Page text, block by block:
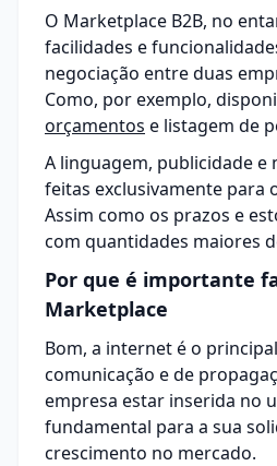
O Marketplace B2B, no
facilidades e
negociação entre duas
Como, por exemplo,
orçamentos e listagem de
A linguagem, publicidade e
feitas exclusivamente para
Assim como os prazos e
com quantidades maiores
Por que é importante
Marketplace
Bom, a internet é o
comunicação e de
empresa estar inserida no
fundamental para a sua
crescimento no mercado.